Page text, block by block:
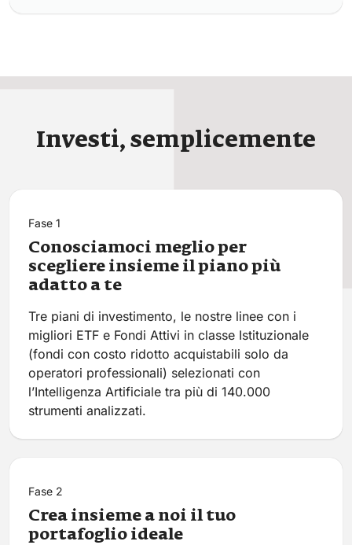
Investi, semplicemente
Fase 1
Conosciamoci meglio per
scegliere insieme il piano più
adatto a te
Tre piani di investimento, le nostre linee con i
migliori ETF e Fondi Attivi in classe Istituzionale
(fondi con costo ridotto acquistabili solo da
operatori professionali) selezionati con
l’Intelligenza Artificiale tra più di 140.000
strumenti analizzati.
Fase 2
Crea insieme a noi il tuo
portafoglio ideale